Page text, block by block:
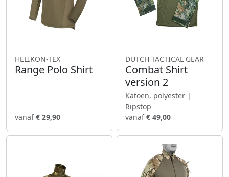
HELIKON-TEX
Range Polo Shirt
vanaf€ 29,90
DUTCH TACTICAL GEAR
Combat Shirt
version 2
Katoen, polyester |
Ripstop
vanaf€ 49,00